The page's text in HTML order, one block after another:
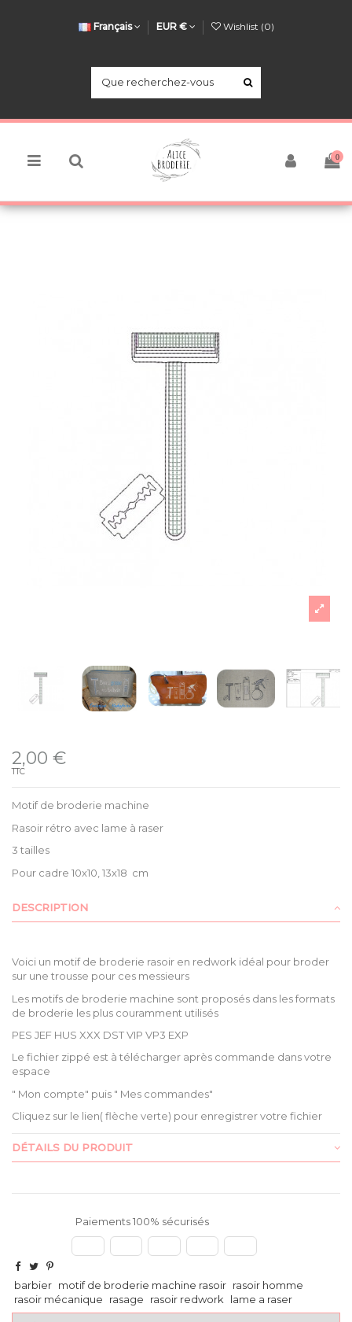
Français EUR € Wishlist (0)
0
2,00 €
TTC
Motif de broderie machine
Rasoir rétro avec lame à raser
3 tailles
Pour cadre 10x10, 13x18 cm
DESCRIPTION
Voici un motif de broderie rasoir en redwork idéal pour broder
sur une trousse pour ces messieurs
Les motifs de broderie machine sont proposés dans les formats
de broderie les plus couramment utilisés
PES JEF HUS XXX DST VIP VP3 EXP
Le fichier zippé est à télécharger après commande dans votre
espace
" Mon compte" puis " Mes commandes"
Cliquez sur le lien( flèche verte) pour enregistrer votre fichier
DÉTAILS DU PRODUIT
Paiements 100% sécurisés
barbier motif de broderie machine rasoir rasoir homme
rasoir mécanique
rasage rasoir redwork lame a raser